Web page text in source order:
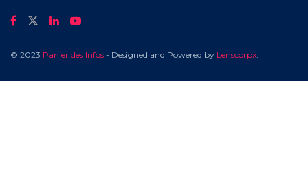
© 2023 Panier des Infos - Designed and Powered by Lenscorpx.